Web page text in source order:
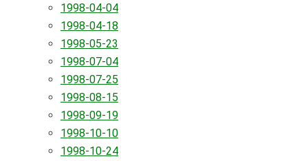
1998-04-04
1998-04-18
1998-05-23
1998-07-04
1998-07-25
1998-08-15
1998-09-19
1998-10-10
1998-10-24